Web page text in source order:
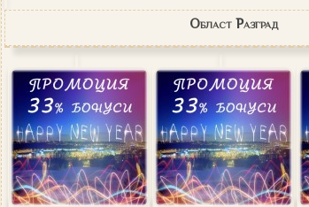
Област Разград